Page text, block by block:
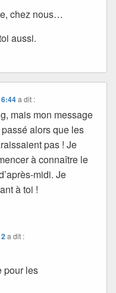
chez nous…
aussi.
a dit :
mais mon message
alors que les
pas ! Je
à connaître le
midi. Je
à toi !
a dit :
pour les